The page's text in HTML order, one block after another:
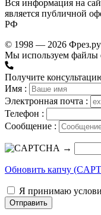
Вся информация на
является публичной
РФ
© 1998 — 2026 Фрез.ру
Мы используем файлы
Получите
Имя :
Электронная почта :
Телефон :
Сообщение :
→
Обновить капчу
Я принимаю
Отправить